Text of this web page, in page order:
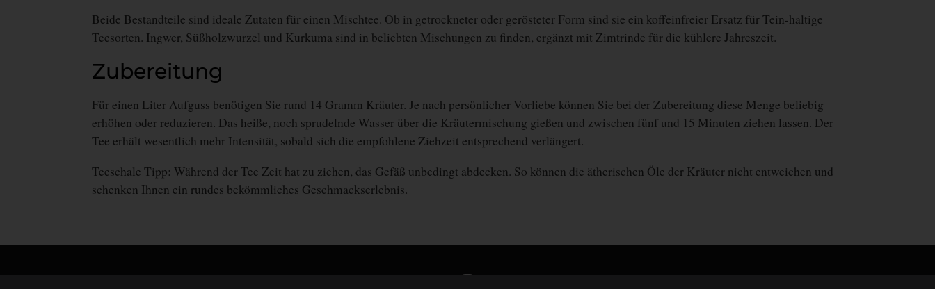
Beide Bestandteile sind ideale Zutaten für einen Mischtee. Ob in getrockneter oder gerösteter Form sind sie ein koffeinfreier Ersatz für Tein-haltige
Teesorten. Ingwer, Süßholzwurzel und Kurkuma sind in beliebten Mischungen zu finden, ergänzt mit Zimtrinde für die kühlere Jahreszeit.
Zubereitung
Für einen Liter Aufguss benötigen Sie rund 14 Gramm Kräuter. Je nach persönlicher Vorliebe können Sie bei der Zubereitung diese Menge beliebig
erhöhen oder reduzieren. Das heiße, noch sprudelnde Wasser über die Kräutermischung gießen und zwischen fünf und 15 Minuten ziehen lassen. Der
Tee erhält wesentlich mehr Intensität, sobald sich die empfohlene Ziehzeit entsprechend verlängert.
Teeschale Tipp: Während der Tee Zeit hat zu ziehen, das Gefäß unbedingt abdecken. So können die ätherischen Öle der Kräuter nicht entweichen und
schenken Ihnen ein rundes bekömmliches Geschmackserlebnis.
Teeschale auf Instagram